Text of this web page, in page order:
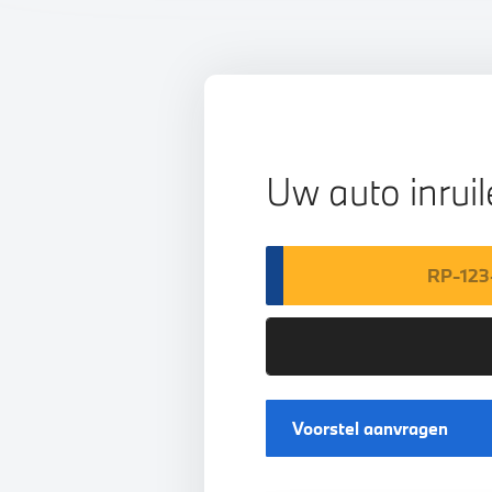
Uw auto
Voorstel aanvragen